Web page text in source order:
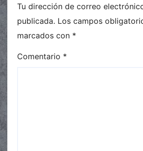
Tu dirección de correo
publicada. Los campos
marcados con *
Comentario *